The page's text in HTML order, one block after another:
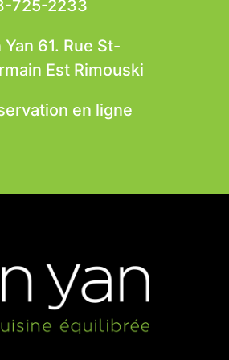
725-2233
Yan 61. Rue St-
Est Rimouski
en ligne